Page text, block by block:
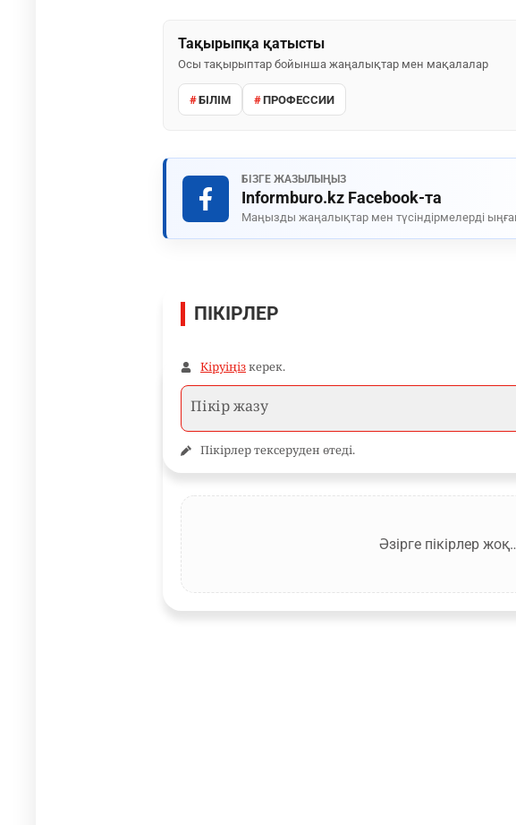
Тақырыпқа қатысты
Осы тақырыптар бойынша жаңалықтар мен мақалалар
БІЛІМ ПРОФЕССИИ
БІЗГЕ ЖАЗЫЛЫҢЫЗ
Informburo.kz Facebook-та
Маңызды жаңалықтар мен түсіндірмелерді
ПІКІРЛЕР
Кіруіңізкерек.
Пікірлер тексеруден өтеді.
Әзірге пікірлер